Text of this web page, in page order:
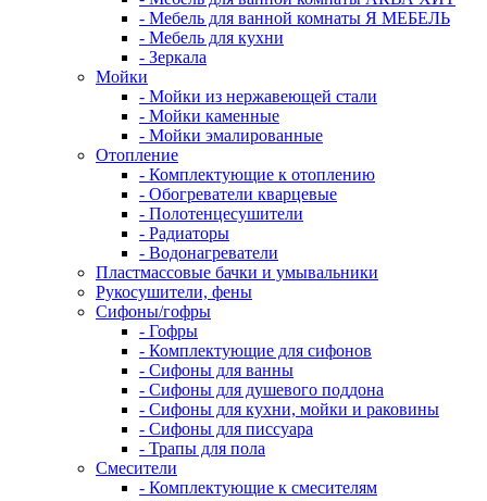
- Мебель для ванной комнаты Я МЕБЕЛЬ
- Мебель для кухни
- Зеркала
Мойки
- Мойки из нержавеющей стали
- Мойки каменные
- Мойки эмалированные
Отопление
- Комплектующие к отоплению
- Обогреватели кварцевые
- Полотенцесушители
- Радиаторы
- Водонагреватели
Пластмассовые бачки и умывальники
Рукосушители, фены
Сифоны/гофры
- Гофры
- Комплектующие для сифонов
- Сифоны для ванны
- Сифоны для душевого поддона
- Сифоны для кухни, мойки и раковины
- Сифоны для писсуара
- Трапы для пола
Смесители
- Комплектующие к смесителям